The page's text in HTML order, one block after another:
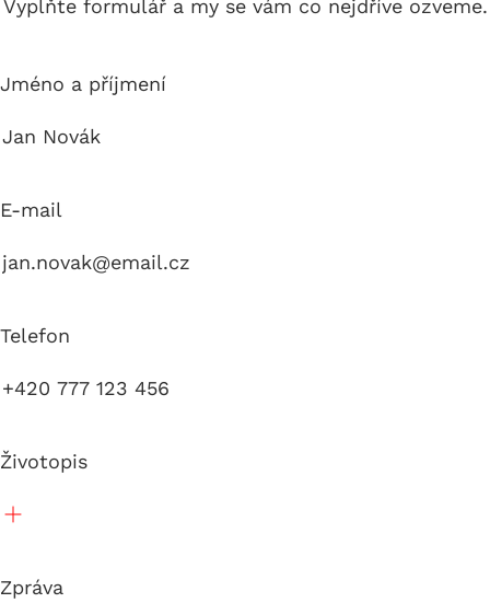
Vyplňte formulář a my se vám co nejdříve ozveme.
Jméno a příjmení
E-mail
Telefon
Životopis
Zpráva